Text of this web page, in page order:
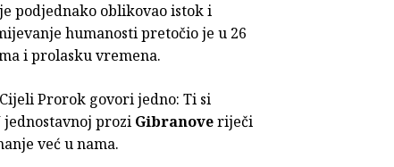
podjednako oblikovao istok i
humanosti pretočio je u 26
i prolasku vremena.
Prorok govori jedno: Ti si
jednostavnoj prozi Gibranoveriječi
već u nama.